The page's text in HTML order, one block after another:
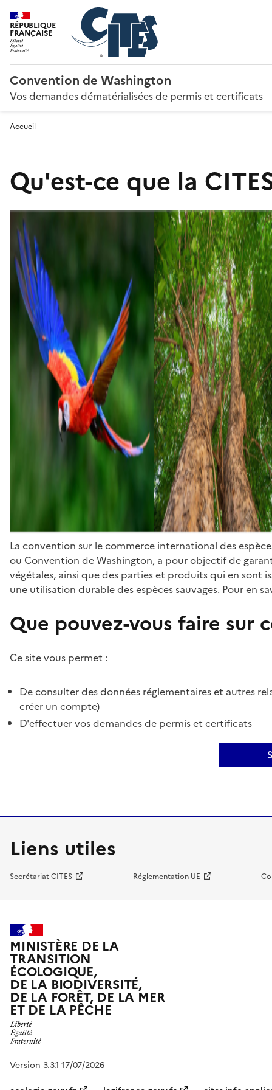
RÉPUBLIQUE
FRANÇAISE
Convention de Washington
Vos demandes dématérialisées de permis et certificats
Accueil
Qu'est-ce que la
La convention sur le commerce international des
ou Convention de Washington, a pour objectif de
végétales, ainsi que des parties et produits qui en sont
une utilisation durable des espèces sauvages. Pour en
Que pouvez-vous faire sur
Ce site vous permet :
De consulter des données réglementaires et autres
créer un compte)
D'effectuer vos demandes de permis et certificats
Liens utiles
Secrétariat CITES Réglementation UE
MINISTÈRE DE LA
TRANSITION
ÉCOLOGIQUE,
DE LA BIODIVERSITÉ,
DE LA FORÊT, DE LA MER
ET DE LA PÊCHE
Version 3.3.1 17/07/2026